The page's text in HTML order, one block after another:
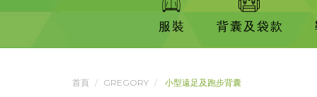
服裝 背囊及袋款
首頁 GREGORY 小型遠足及跑步背囊